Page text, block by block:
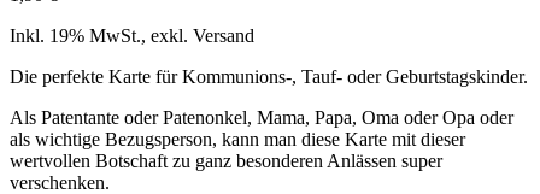
Inkl. 19% MwSt., exkl. Versand
Die perfekte Karte für Kommunions-, Tauf- oder Geburtstagskinder.
Als Patentante oder Patenonkel, Mama, Papa, Oma oder Opa oder
als wichtige Bezugsperson, kann man diese Karte mit dieser
wertvollen Botschaft zu ganz besonderen Anlässen super
verschenken.